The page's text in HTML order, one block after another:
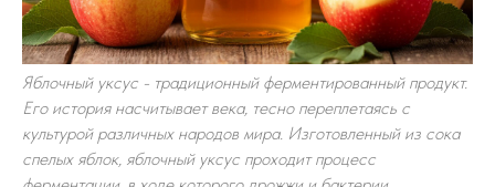
Яблочный уксус - традиционный ферментированный продукт.
Его история насчитывает века, тесно переплетаясь с
культурой различных народов мира. Изготовленный из сока
спелых яблок, яблочный уксус проходит процесс